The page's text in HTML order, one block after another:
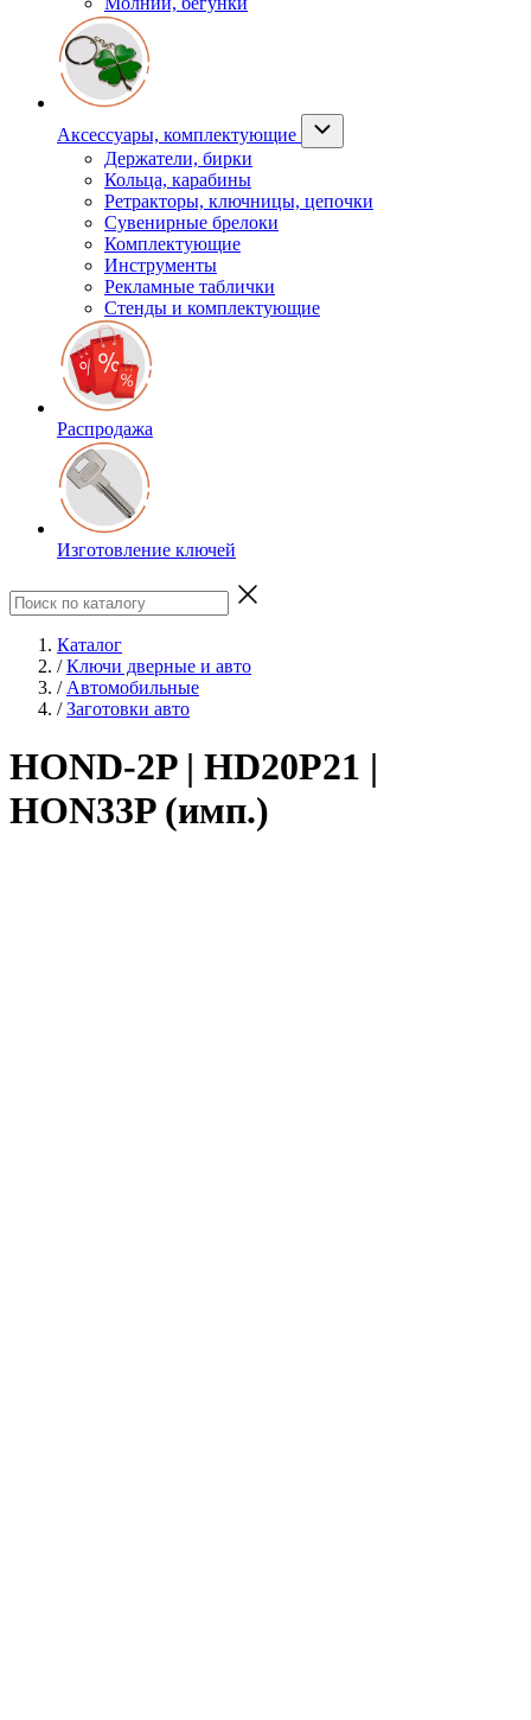
Аксессуары, комплектующие
Держатели, бирки
Кольца, карабины
Ретракторы, ключницы, цепочки
Сувенирные брелоки
Комплектующие
Инструменты
Рекламные таблички
Стенды и комплектующие
Распродажа
Изготовление ключей
Каталог
/ Ключи дверные и авто
/ Автомобильные
/ Заготовки авто
HOND-2P | HD20P21 |
HON33P (имп.)